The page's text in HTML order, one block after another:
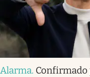
Alarma. Confirmado